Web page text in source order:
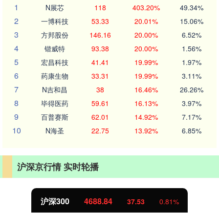
1
N展芯 118 403.20% 49.34%
2 一博科技 53.33 20.01% 15.06%
3 方邦股份 146.16 20.00% 6.52%
4 锴威特 93.38 20.00% 1.56%
5 宏昌科技 41.41 19.99% 1.97%
6 药康生物 33.31 19.99% 3.11%
7 N吉和昌 38 16.46% 26.26%
8 毕得医药 59.61 16.13% 3.97%
9 百普赛斯 62.01 14.92% 7.17%
10 N海圣 22.75 13.92% 6.85%
沪深京行情 实时轮播
沪深300 4688.84 37.53 0.81%